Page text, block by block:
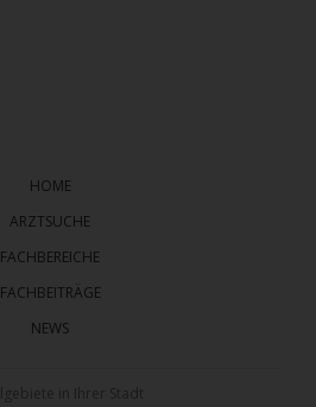
HOME
ARZTSUCHE
FACHBEREICHE
FACHBEITRÄGE
NEWS